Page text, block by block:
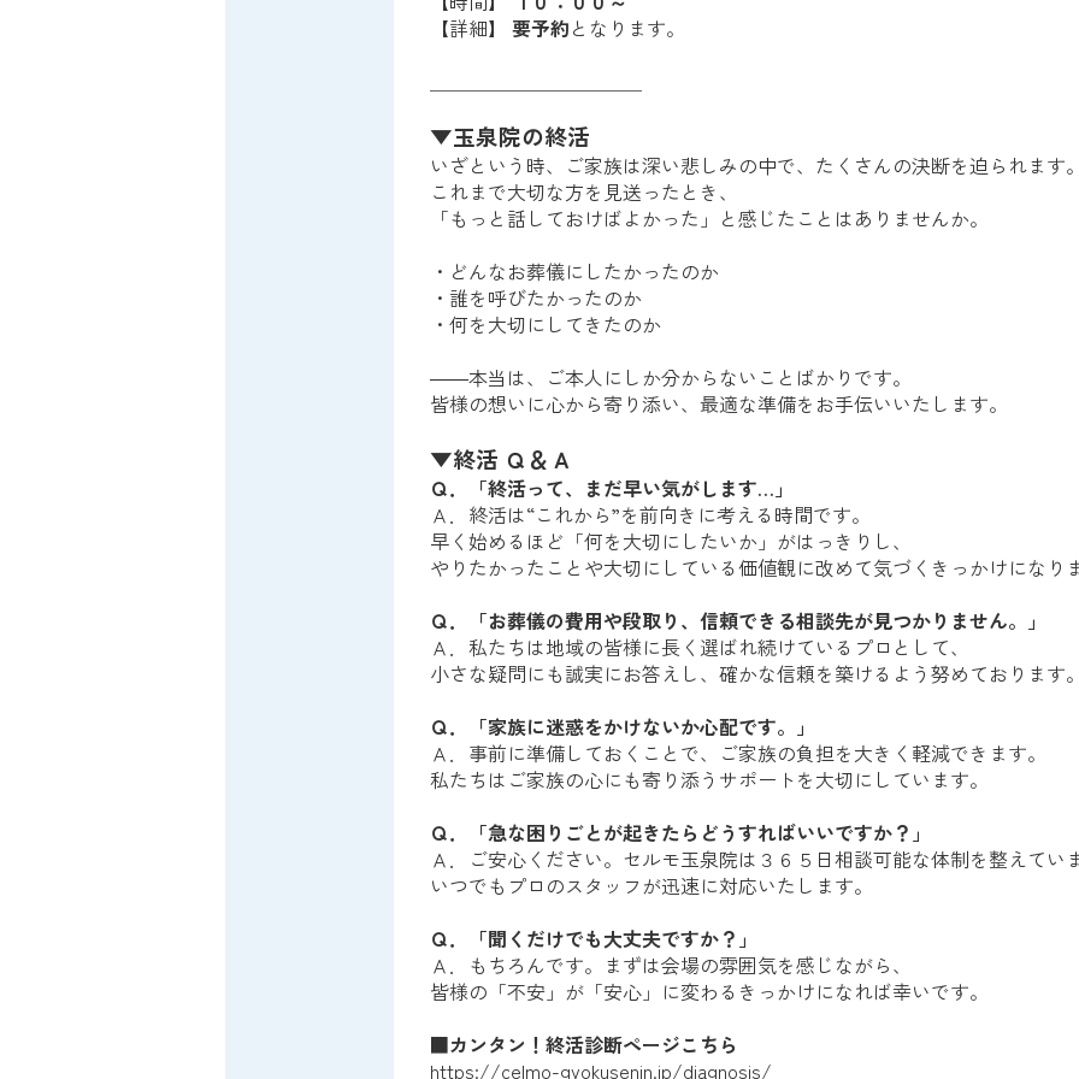
【詳細】 要予約となります。
▼玉泉院の終活
いざという時、ご家族は深い悲しみの中で、たくさんの決断を迫られます。
これまで大切な方を見送ったとき、
「もっと話しておけばよかった」と感じたことはありませんか。
・どんなお葬儀にしたかったのか
・誰を呼びたかったのか
・何を大切にしてきたのか
――本当は、ご本人にしか分からないことばかりです。
皆様の想いに心から寄り添い、最適な準備をお手伝いいたします。
▼終活 Ｑ＆Ａ
Ｑ．「終活って、まだ早い気がします…」
Ａ．終活は“これから”を前向きに考える時間です。
早く始めるほど「何を大切にしたいか」がはっきりし、
やりたかったことや大切にしている価値観に改めて気づくきっかけになり
Ｑ．「お葬儀の費用や段取り、信頼できる相談先が見つかりません。」
Ａ．私たちは地域の皆様に長く選ばれ続けているプロとして、
小さな疑問にも誠実にお答えし、確かな信頼を築けるよう努めております。
Ｑ．「家族に迷惑をかけないか心配です。」
Ａ．事前に準備しておくことで、ご家族の負担を大きく軽減できます。
私たちはご家族の心にも寄り添うサポートを大切にしています。
Ｑ．「急な困りごとが起きたらどうすればいいですか？」
Ａ．ご安心ください。セルモ玉泉院は３６５日相談可能な体制を整えてい
いつでもプロのスタッフが迅速に対応いたします。
Ｑ．「聞くだけでも大丈夫ですか？」
Ａ．もちろんです。まずは会場の雰囲気を感じながら、
皆様の「不安」が「安心」に変わるきっかけになれば幸いです。
■カンタン！終活診断ページこちら
https://celmo-gyokusenin.jp/diagnosis/